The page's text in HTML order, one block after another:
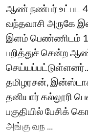
ஆண் நண்பர் உட்பட 4
வந்தவாசி அருகே
இளம் பெண்ணிடம் 1
பறித்துச் சென்ற
தமிழரசன்,
தனியார் கல்லூரி
பகுதியில் பேசிக்
அங்கு வந ...